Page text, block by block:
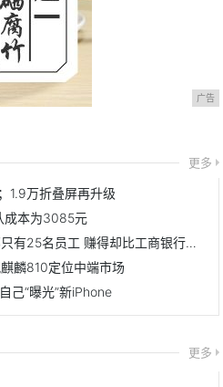
广告
更多
1.9万折叠屏再升级
成本为3085元
89岁身家819亿美元 公司总部只有25名员工 赚得却比工商银行还多
麟810定位中端市场
己“曝光”新iPhone
更多